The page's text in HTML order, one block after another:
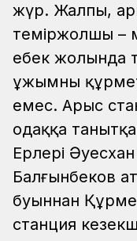
жүр. Жалпы,
теміржолшы –
еңбек жолында
ұжымның
емес. Арыс
одаққа
Ерлері
Балғынбеков
буыннан
станция